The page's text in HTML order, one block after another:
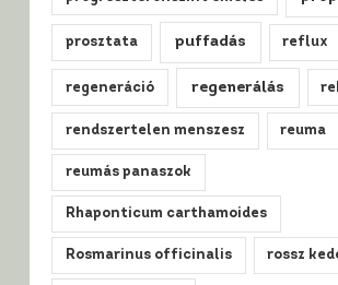
prosztata puffadás reflux
regeneráció regenerálás
rendszertelen menszesz reuma
reumás panaszok
Rhaponticum carthamoides
Rosmarinus officinalis rossz